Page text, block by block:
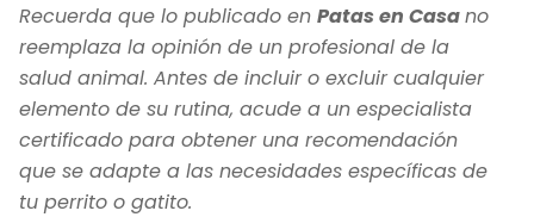
Recuerda que lo publicado en Patas en Casano
reemplaza la opinión de un profesional de la
salud animal. Antes de incluir o excluir cualquier
elemento de su rutina, acude a un especialista
certificado para obtener una recomendación
que se adapte a las necesidades específicas de
tu perrito o gatito.